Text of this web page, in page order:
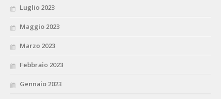
Luglio 2023
Maggio 2023
Marzo 2023
Febbraio 2023
Gennaio 2023